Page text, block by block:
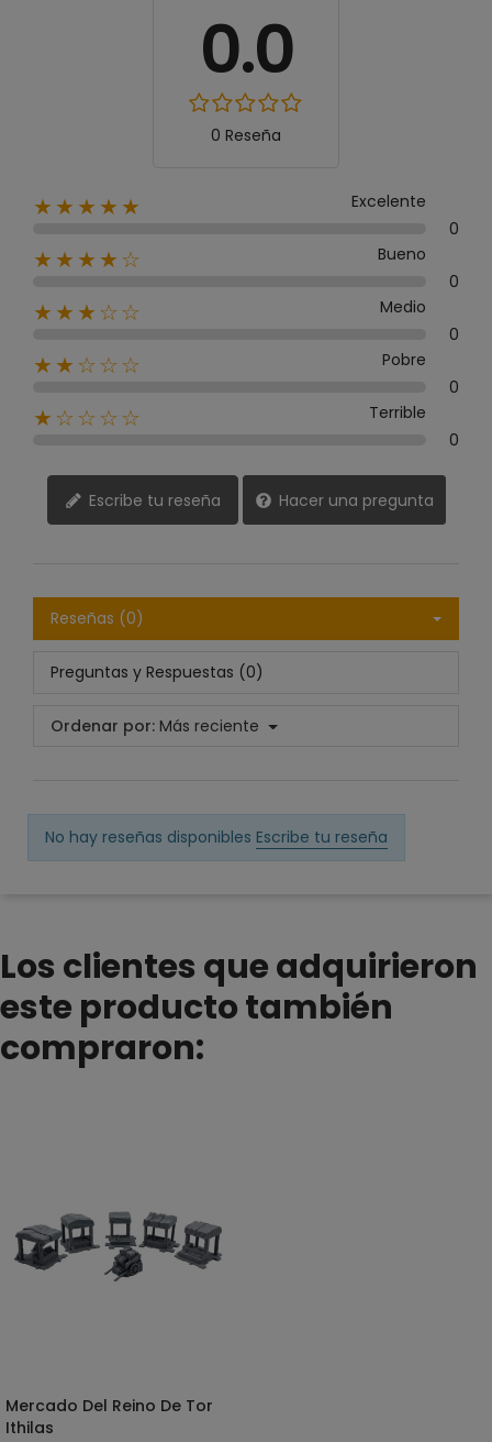
0.0
0 Reseña
★★★★★
Excelente
0
★★★★☆
Bueno
0
★★★☆☆
Medio
0
★★☆☆☆
Pobre
0
★☆☆☆☆
Terrible
0
Escribe tu reseña Hacer una pregunta
Reseñas (0)
Preguntas y Respuestas (0)
Ordenar por: Más reciente
No hay reseñas disponibles Escribe tu reseña
Los clientes que adquirieron
este producto también
compraron:
SELECCIONAR OPCIONES
Mercado Del Reino De Tor
Ithilas